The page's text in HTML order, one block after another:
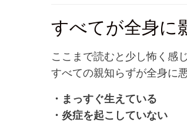
すべてが全身に
ここまで読むと少し怖く感
すべての親知らずが全身に
・まっすぐ生えている
・炎症を起こしていない